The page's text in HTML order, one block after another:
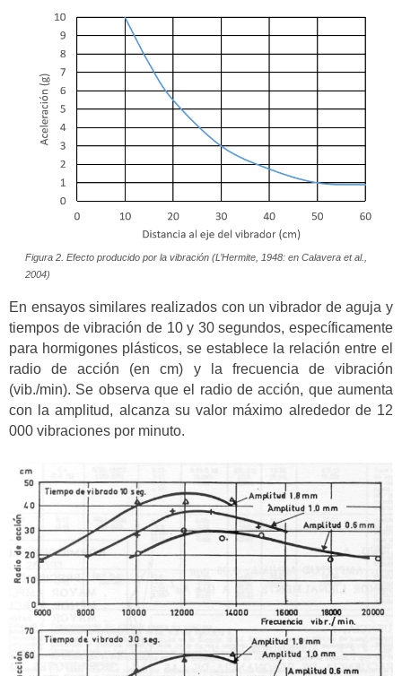
Figura 2. Efecto producido por la vibración (L’Hermite, 1948: en Calavera et al.,
2004)
En ensayos similares realizados con un vibrador de aguja y
tiempos de vibración de 10 y 30 segundos, específicamente
para hormigones plásticos, se establece la relación entre el
radio de acción (en cm) y la frecuencia de vibración
(vib./min). Se observa que el radio de acción, que aumenta
con la amplitud, alcanza su valor máximo alrededor de 12
000 vibraciones por minuto.